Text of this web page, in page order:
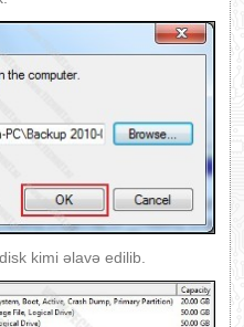
kimi əlavə edilib.